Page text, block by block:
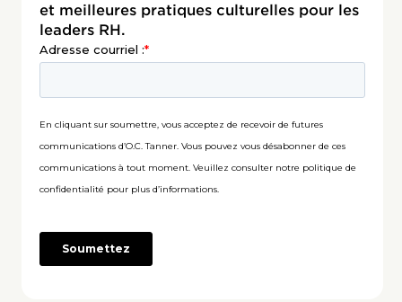
et meilleures pratiques culturelles pour les
leaders RH.